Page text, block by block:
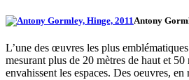
Antony
L’une des œuvres les plus
mesurant plus de 20 mètres de haut et
envahissent les espaces. Des oeuvres,